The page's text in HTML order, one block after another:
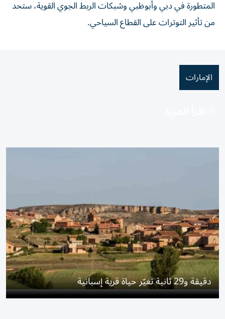
المتطورة في دبي وأبوظبي وشبكات الربط الجوي القوية، ستحد
من تأثير التوترات على القطاع السياحي.
الإمارات
دقيقة و29 ثانية تغيّر حياة قرية إسبانية